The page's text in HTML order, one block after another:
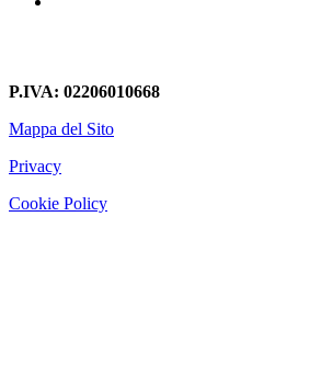
P.IVA: 02206010668
Mappa del Sito
Privacy
Cookie Policy